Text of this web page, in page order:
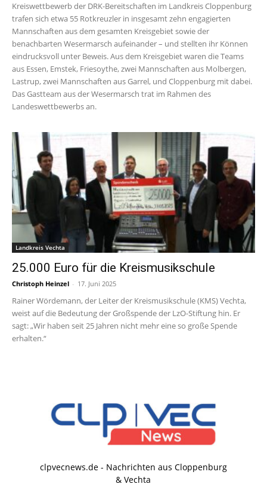
Kreiswettbewerb der DRK-Bereitschaften im Landkreis Cloppenburg
trafen sich etwa 55 Rotkreuzler in insgesamt zehn engagierten
Mannschaften aus dem gesamten Kreisgebiet sowie der
benachbarten Wesermarsch aufeinander – und stellten ihr Können
eindrucksvoll unter Beweis. Aus dem Kreisgebiet waren die Teams
aus Essen, Emstek, Friesoythe, zwei Mannschaften aus Molbergen,
Lastrup, zwei Mannschaften aus Garrel, und Cloppenburg mit dabei.
Das Gastteam aus der Wesermarsch trat im Rahmen des
Landeswettbewerbs an.
Landkreis Vechta
25.000 Euro für die Kreismusikschule
Christoph Heinzel - 17. Juni 2025
Rainer Wördemann, der Leiter der Kreismusikschule (KMS) Vechta,
weist auf die Bedeutung der Großspende der LzO-Stiftung hin. Er
sagt: „Wir haben seit 25 Jahren nicht mehr eine so große Spende
erhalten.“
clpvecnews.de - Nachrichten aus Cloppenburg
& Vechta